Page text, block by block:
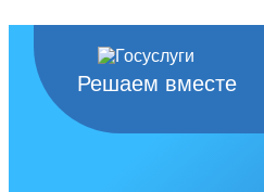
Решаем вместе